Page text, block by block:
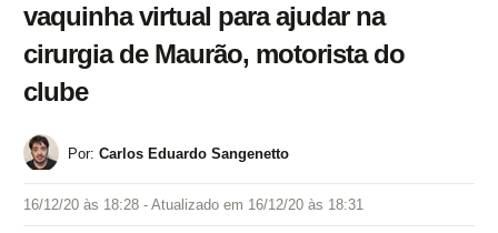
vaquinha virtual para ajudar na
cirurgia de Maurão, motorista do
clube
Por: Carlos Eduardo Sangenetto
16/12/20 às 18:28 - Atualizado em 16/12/20 às 18:31